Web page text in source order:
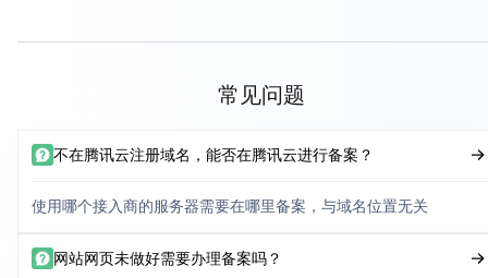
常见问题
不在腾讯云注册域名，能否在腾讯云进行备案？
使用哪个接入商的服务器需要在哪里备案，与域名位置无关
网站网页未做好需要办理备案吗？